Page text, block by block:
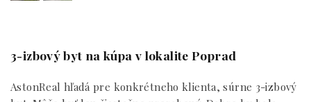
3-izbový byt na kúpa v lokalite Poprad
AstonReal hľadá pre konkrétneho klienta, súrne 3-izbový